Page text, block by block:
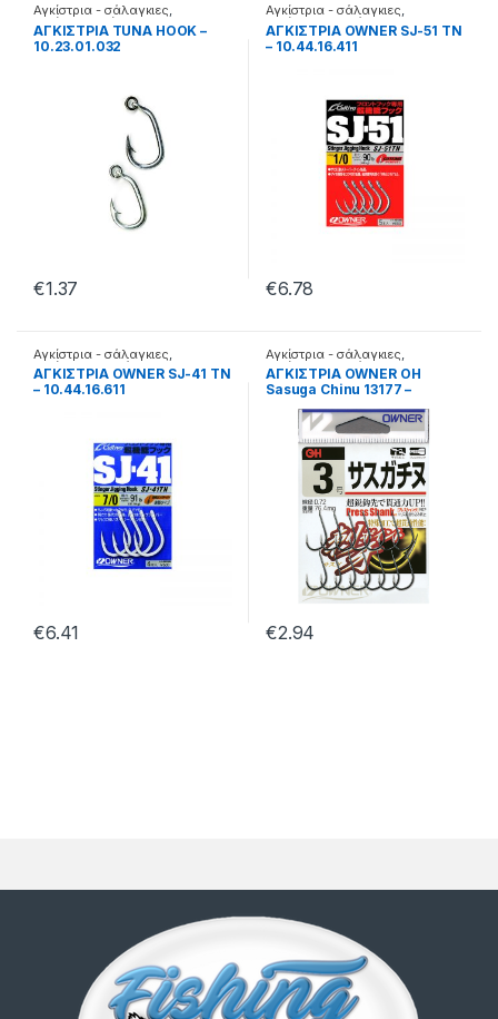
Αγκίστρια - σάλαγκιες,
Αγκίστρια τούνας
ΑΓΚΙΣΤΡΙΑ TUNA HOOK –
10.23.01.032
€1.37
Αγκίστρια - σάλαγκιες,
Αγκίστρια σε φάκελα
ΑΓΚΙΣΤΡΙΑ OWNER SJ-51 TN
– 10.44.16.411
€6.78
Αγκίστρια - σάλαγκιες
Αγκίστρια σε φάκελα
ΑΓΚΙΣΤΡΙΑ OWNER SJ-41 TN
– 10.44.16.611
€6.41
Αγκίστρια - σάλαγκιες
Αγκίστρια σε φάκελα
ΑΓΚΙΣΤΡΙΑ OWNER OH
Sasuga Chinu 13177 –
10.44.14.202
€2.94